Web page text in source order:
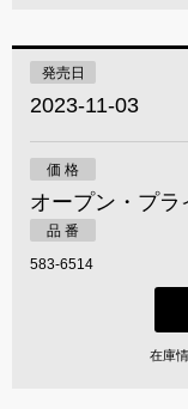
発売日
2023-11-03
価 格
オープン・プラ
品 番
583-6514
在庫